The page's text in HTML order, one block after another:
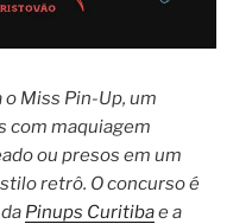
o Miss Pin-Up, um
com maquiagem
ou presos em um
retrô. O concurso é
da Pinups Curitibae a